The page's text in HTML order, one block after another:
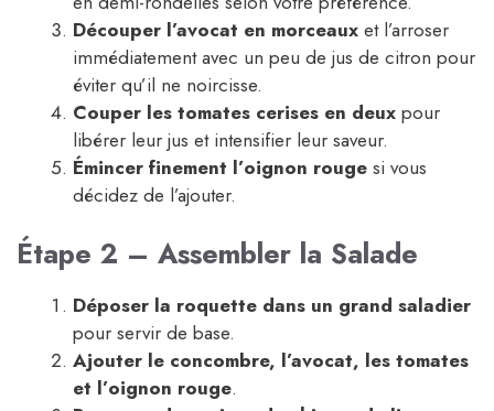
Découper l’avocat en morceaux et l’arroser
immédiatement avec un peu de jus de citron pour
éviter qu’il ne noircisse.
Couper les tomates cerises en deux pour
libérer leur jus et intensifier leur saveur.
Émincer finement l’oignon rouge si vous
décidez de l’ajouter.
Étape 2 – Assembler la Salade
Déposer la roquette dans un grand saladier
pour servir de base.
Ajouter le concombre, l’avocat, les tomates
et l’oignon rouge.